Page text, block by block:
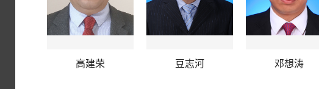
高建荣 豆志河 邓想涛